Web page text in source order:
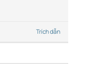
Trích dẫn